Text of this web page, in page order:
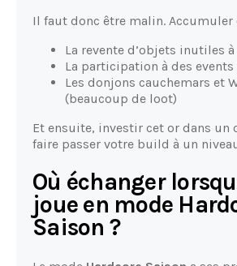
Il faut donc être malin. Accumuler
La revente d’objets inutiles
La participation à des events
Les donjons cauchemars et
(beaucoup de loot)
Et ensuite, investir cet or dans un
faire passer votre build à un
Où échanger
joue en mode
Saison ?